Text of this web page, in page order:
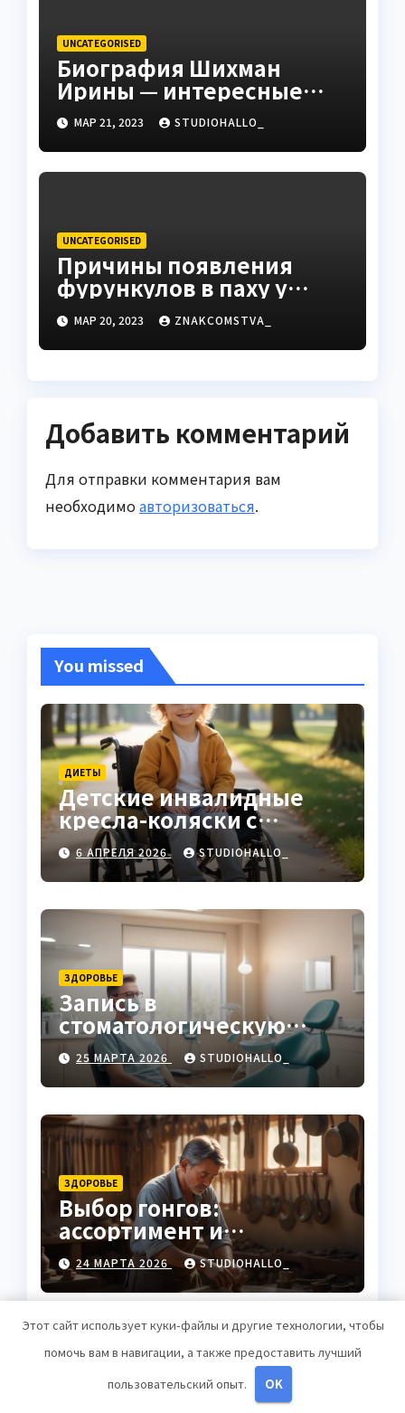
UNCATEGORISED
Биография Шихман
Ирины — интересные
факты, достижения и
путь к успеху
МАР 21, 2023 STUDIOHALLO_
UNCATEGORISED
Причины появления
фурункулов в паху у
мужчин
МАР 20, 2023 ZNAKCOMSTVA_
Добавить комментарий
Для отправки комментария вам
необходимоавторизоваться.
You missed
ДИЕТЫ
Детские инвалидные
кресла-коляски с
ручным приводом
6 АПРЕЛЯ 2026 STUDIOHALLO_
ЗДОРОВЬЕ
Запись в
стоматологическую
клинику
25 МАРТА 2026 STUDIOHALLO_
ЗДОРОВЬЕ
Выбор гонгов:
ассортимент и
характеристики
24 МАРТА 2026 STUDIOHALLO_
Этот сайт использует куки-файлы и другие технологии, чтобы
помочь вам в навигации, а также предоставить лучший
пользовательский опыт.
OK